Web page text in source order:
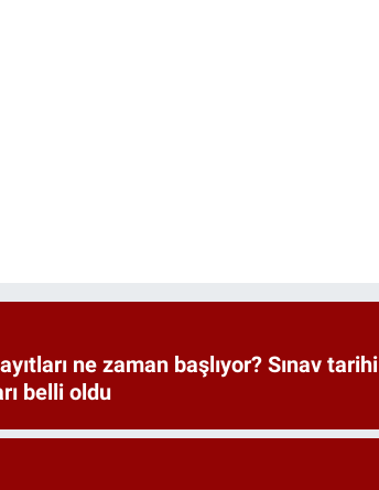
ne zaman başlıyor? Sınav tarihi
belli oldu